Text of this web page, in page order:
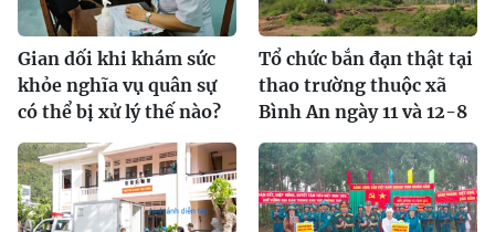
Gian dối khi khám sức
khỏe nghĩa vụ quân sự
có thể bị xử lý thế nào?
Tổ chức bắn đạn thật tại
thao trường thuộc xã
Bình An ngày 11 và 12-8